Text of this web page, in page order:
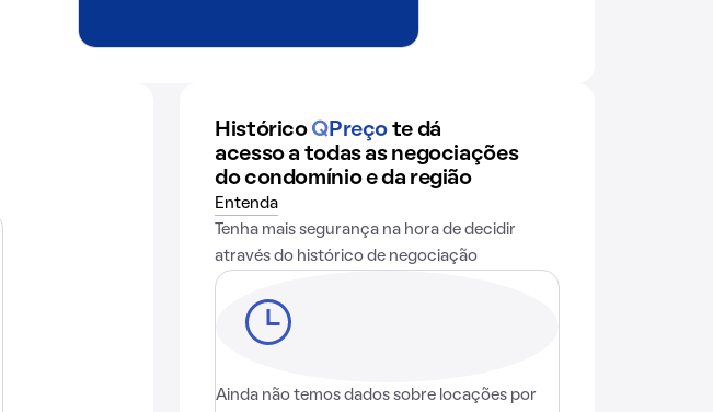
Histórico QPreço te dá
acesso a todas as negociações
do condomínio e da região
Entenda
Tenha mais segurança na hora de decidir
através do histórico de negociação
Ainda não temos dados sobre locações por